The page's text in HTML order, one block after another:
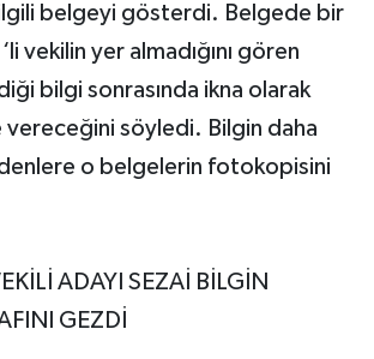
ilgili belgeyi gösterdi. Belgede bir
vekilin yer almadığını gören
bilgi sonrasında ikna olarak
vereceğini söyledi. Bilgin daha
o belgelerin fotokopisini
ADAYI SEZAİ BİLGİN
GEZDİ